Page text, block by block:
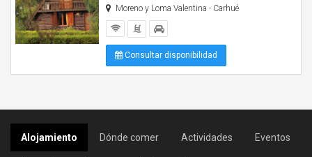
Moreno y Loma Valentina - Carhué
Consultar disponibilidad
Alojamiento Dónde comer Actividades Eventos